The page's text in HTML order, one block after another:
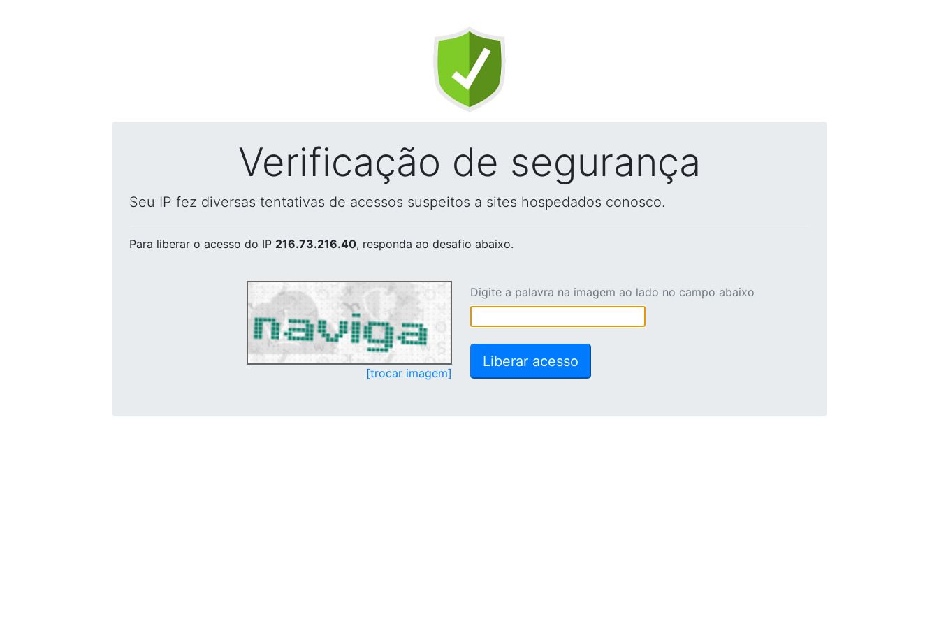
Verificação de segurança
Seu IP fez diversas tentativas de acessos suspeitos a sites hospedados conosco.
Para liberar o acesso do IP 216.73.216.40, responda ao desafio abaixo.
[trocar imagem]
Digite a palavra na imagem ao lado no campo abaixo